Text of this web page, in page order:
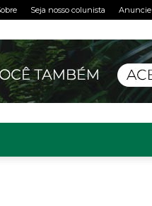
Seja nosso colunista Anuncie